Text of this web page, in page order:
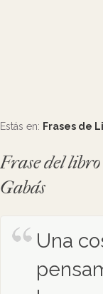
Estás en: Frases de
Frase del
Gabás
Una